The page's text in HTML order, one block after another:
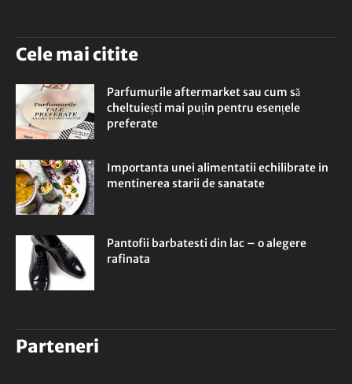
Cele mai citite
Parfumurile aftermarket sau cum să
cheltuiești mai puțin pentru esențele
preferate
Importanta unei alimentatii echilibrate in
mentinerea starii de sanatate
Pantofii barbatesti din lac – o alegere
rafinata
Parteneri